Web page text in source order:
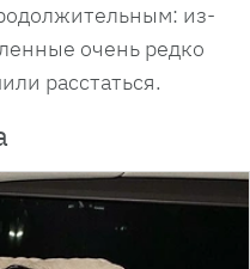
из-
очень редко
расстаться.